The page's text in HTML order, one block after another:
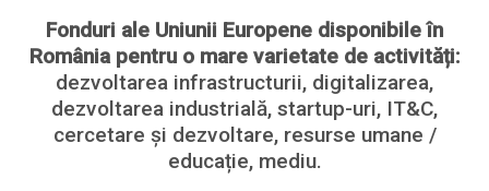
Fonduri ale Uniunii Europene disponibile în
România pentru o mare varietate de activități:
dezvoltarea infrastructurii, digitalizarea,
dezvoltarea industrială, startup-uri, IT&C,
cercetare și dezvoltare, resurse umane /
educație, mediu.